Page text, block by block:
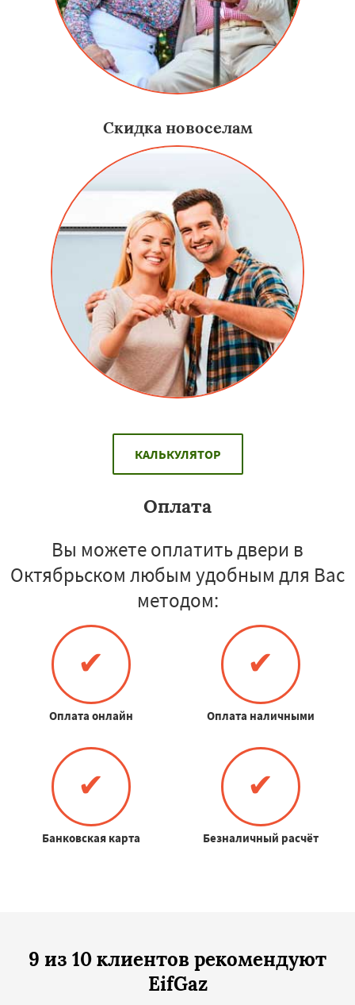
Скидка новоселам
КАЛЬКУЛЯТОР
Оплата
Вы можете оплатить двери в
Октябрьском любым удобным для Вас
методом:
✔
Оплата онлайн
✔
Оплата наличными
✔
Банковская карта
✔
Безналичный расчёт
9 из 10 клиентов рекомендуют
EifGaz